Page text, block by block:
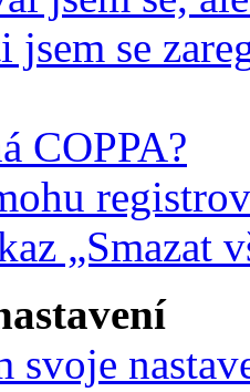
se
COPPA?
„Smazat
svoje